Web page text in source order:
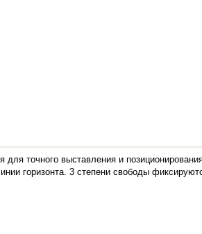
для точного выставления и
горизонта. 3 степени свободы